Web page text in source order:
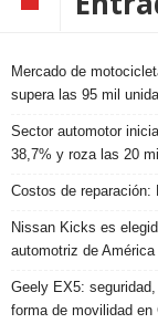
Mercado de
supera las 95 mil
Sector automotor
38,7% y roza las 20
Costos de reparación:
Nissan Kicks es
automotriz de América
Geely EX5:
forma de movilidad en